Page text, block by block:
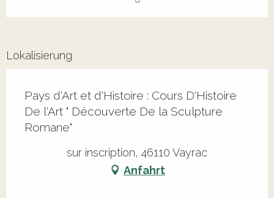
Lokalisierung
Pays d'Art et d'Histoire : Cours D'Histoire
De l'Art " Découverte De la Sculpture
Romane"
sur inscription, 46110 Vayrac
Anfahrt